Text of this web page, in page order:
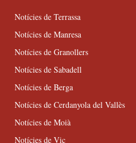
Notícies de Terrassa
Notícies de Manresa
Notícies de Granollers
Notícies de Sabadell
Notícies de Berga
Notícies de Cerdanyola del Vallès
Notícies de Moià
Notícies de Vic